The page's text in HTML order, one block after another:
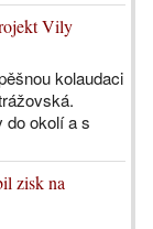
Vily
kolaudaci
do okolí a s
zisk na